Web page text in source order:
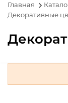
Главная
Декоративные